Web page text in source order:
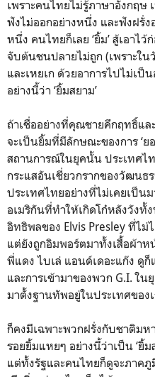
เพราะคนไทยไม่รู้ภาษาอังกฤษ
ฟังไม่ออกอย่างหนึ่ง และฟังฝรั่ง
หนึ่ง คนไทยก็เลย ‘ยิ้ม’ สู้เอาไ
จับต้นชนปลายไม่ถูก (เพราะใน
และเหยเก ด้วยอาการไปไม่เป็
อย่างนี้ว่า ‘ยิ้มสยาม’
ถ้าเชื่ออย่างที่คุณชายคึกฤทธิ์แล
จะเป็นยิ้มที่มีลักษณะของการ ‘ย
สถานการณ์ในยุคนั้น ประเทศไ
กระแสอันเชี่ยวกรากของวัฒนธ
ประเทศไทยอย่างที่ไม่เคยเป็น
อเมริกันที่ทำให้เกิดโก๋หลังวังทั้
อิทธิพลของ Elvis Presley ที่ไม่
แต่ยังถูกอิมพอร์ตมาทั้งเสื้อผ้าห
พี่แดง ไบเล่ แอนด์เดอะแก๊ง ดูก็
และการเข้ามาของพวก G.I. ใ
มาตั้งฐานทัพอยู่ในประเทศของเ
ก็คงมีเฉพาะพวกฝรั่งกับชาติม
รอยยิ้มแหยๆ อย่างนี้ว่าเป็น ‘ยิ้
แต่ทั้งรัฐและคนไทยก็ดูจะภาค